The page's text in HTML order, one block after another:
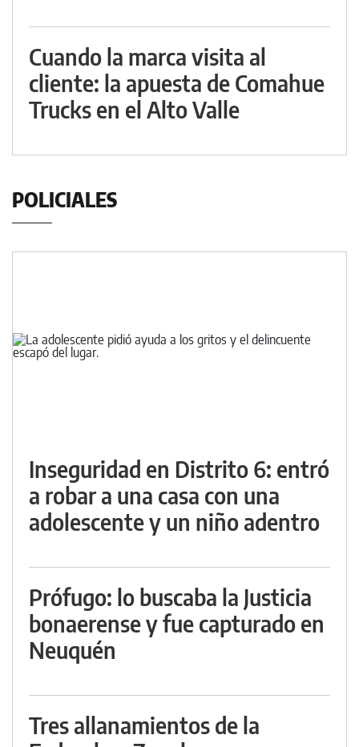
Cuando la marca visita al
cliente: la apuesta de Comahue
Trucks en el Alto Valle
POLICIALES
Inseguridad en Distrito 6: entró
a robar a una casa con una
adolescente y un niño adentro
Prófugo: lo buscaba la Justicia
bonaerense y fue capturado en
Neuquén
Tres allanamientos de la